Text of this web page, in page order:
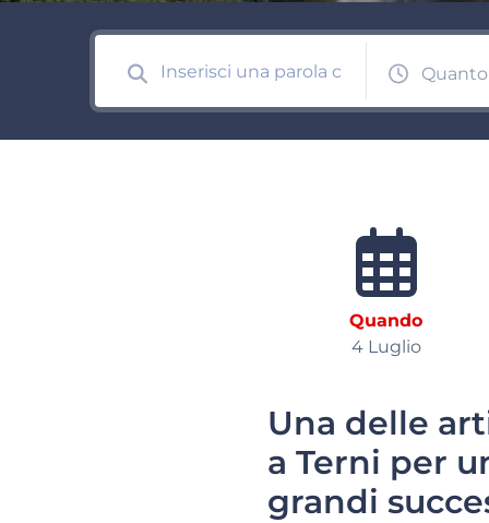
Quando
4 Luglio
Una delle
a Terni per
grandi